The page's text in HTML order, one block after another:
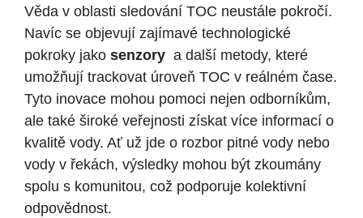
Věda v oblasti sledování TOC⁤ neustále pokročí.
Navíc se objevují zajímavé technologické
pokroky jako senzory ‌ a další metody, které
umožňují trackovat úroveň TOC‍ v reálném čase.
Tyto inovace mohou pomoci nejen odborníkům,
ale také⁣ široké ⁤veřejnosti získat více informací o
kvalitě vody. Ať⁢ už ‌jde o rozbor pitné vody nebo
vody v ‌řekách, výsledky mohou být zkoumány
spolu⁢ s komunitou, což podporuje kolektivní
⁢odpovědnost.